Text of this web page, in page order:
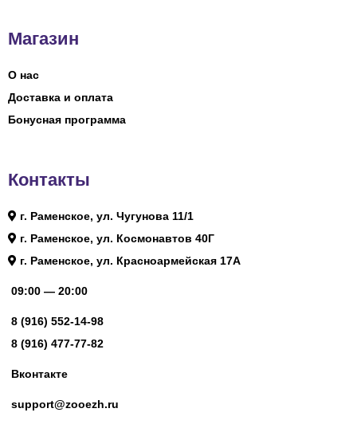
Магазин
О нас
Доставка и оплата
Бонусная программа
Контакты
г. Раменское, ул. Чугунова 11/1
г. Раменское, ул. Космонавтов 40Г
г. Раменское, ул. Красноармейская 17А
09:00 — 20:00
8 (916) 552-14-98
8 (916) 477-77-82
Вконтакте
support@zooezh.ru